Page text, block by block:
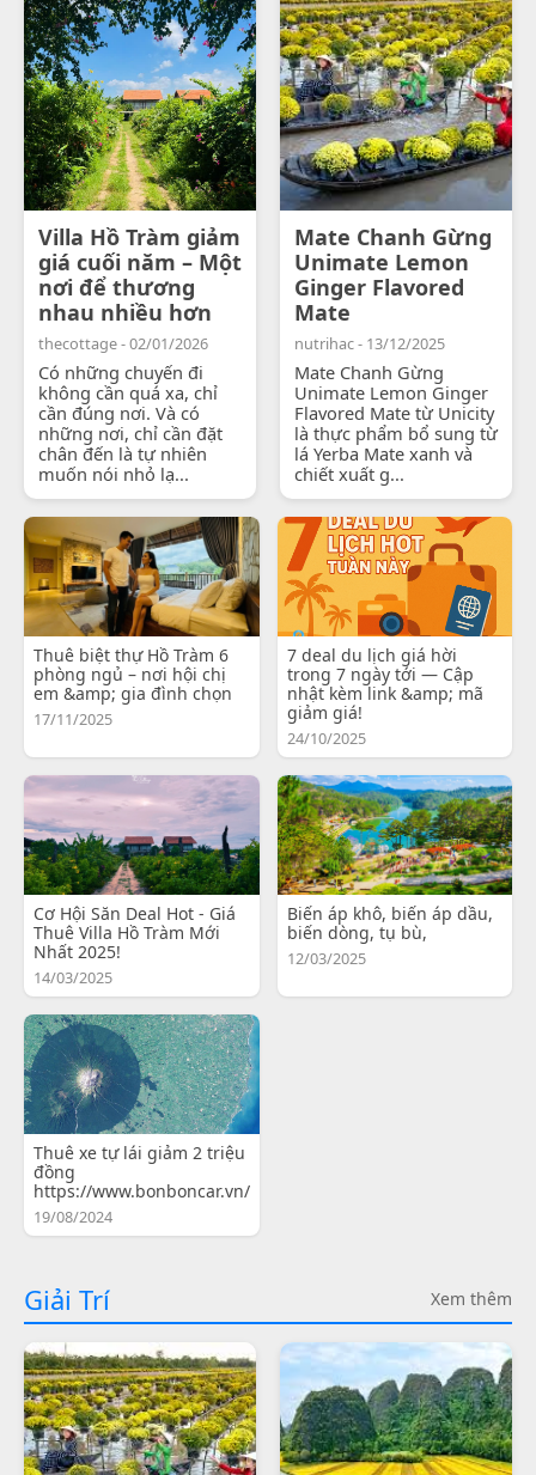
Villa Hồ Tràm giảm
giá cuối năm – Một
nơi để thương
nhau nhiều hơn
thecottage - 02/01/2026
Có những chuyến đi
không cần quá xa, chỉ
cần đúng nơi. Và có
những nơi, chỉ cần đặt
chân đến là tự nhiên
muốn nói nhỏ lạ...
Mate Chanh Gừng
Unimate Lemon
Ginger Flavored
Mate
nutrihac - 13/12/2025
Mate Chanh Gừng
Unimate Lemon Ginger
Flavored Mate từ Unicity
là thực phẩm bổ sung từ
lá Yerba Mate xanh và
chiết xuất g...
Thuê biệt thự Hồ Tràm 6
phòng ngủ – nơi hội chị
em &amp; gia đình chọn
17/11/2025
7 deal du lịch giá hời
trong 7 ngày tới — Cập
nhật kèm link &amp; mã
giảm giá!
24/10/2025
Cơ Hội Săn Deal Hot - Giá
Thuê Villa Hồ Tràm Mới
Nhất 2025!
14/03/2025
Biến áp khô, biến áp dầu,
biến dòng, tụ bù,
12/03/2025
Thuê xe tự lái giảm 2 triệu
đồng
https://www.bonboncar.vn/
19/08/2024
Giải Trí Xem thêm